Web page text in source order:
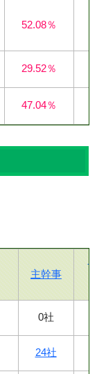
52.08％
29.52％
47.04％
主幹事
0社
24社